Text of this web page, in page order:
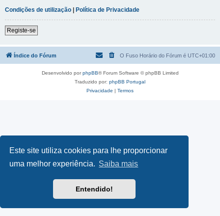
Este site utiliza cookies para lhe proporcionar
uma melhor experiência. Saiba mais
Entendido!
Condições de utilização | Política de Privacidade
Registe-se
Índice do Fórum O Fuso Horário do Fórum é UTC+01:00
Desenvolvido porphpBB® Forum Software © phpBB Limited
Traduzido por: phpBB Portugal
Privacidade | Termos